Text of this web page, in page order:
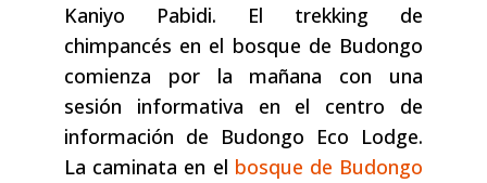
Kaniyo Pabidi. El trekking de
chimpancés en el bosque de Budongo
comienza por la mañana con una
sesión informativa en el centro de
información de Budongo Eco Lodge.
La caminata en el bosque de Budongo